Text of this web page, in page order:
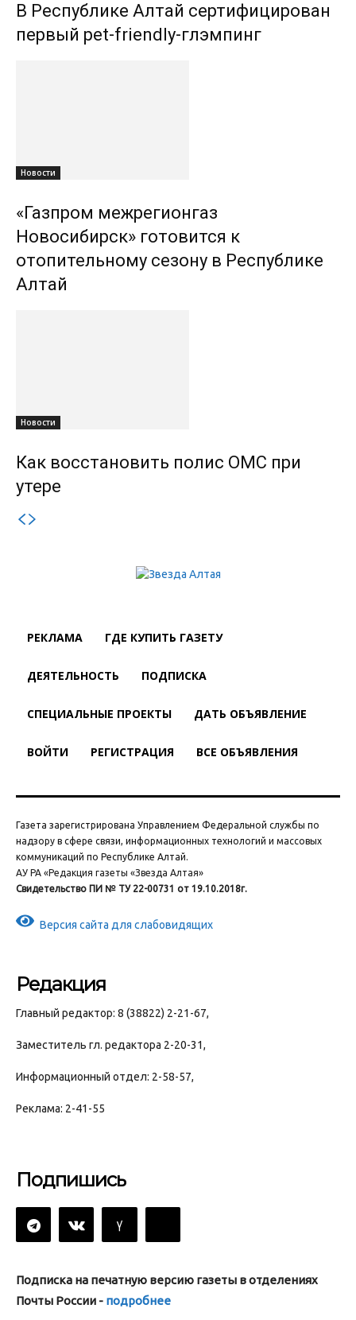
В Республике Алтай сертифицирован
первый pet-friendly-глэмпинг
Новости
«Газпром межрегионгаз
Новосибирск» готовится к
отопительному сезону в Республике
Алтай
Новости
Как восстановить полис ОМС при
утере
РЕКЛАМА ГДЕ КУПИТЬ ГАЗЕТУ
ДЕЯТЕЛЬНОСТЬ ПОДПИСКА
СПЕЦИАЛЬНЫЕ ПРОЕКТЫ ДАТЬ ОБЪЯВЛЕНИЕ
ВОЙТИ РЕГИСТРАЦИЯ ВСЕ ОБЪЯВЛЕНИЯ
Газета зарегистрирована Управлением Федеральной службы по
надзору в сфере связи, информационных технологий и массовых
коммуникаций по Республике Алтай.
АУ РА «Редакция газеты «Звезда Алтая»
Свидетельство ПИ № ТУ 22-00731 от 19.10.2018г.
Версия сайта для слабовидящих
Редакция
Главный редактор: 8 (38822) 2-21-67,
Заместитель гл. редактора 2-20-31,
Информационный отдел: 2-58-57,
Реклама: 2-41-55
Подпишись
Подписка на печатную версию газеты в отделениях
Почты России - подробнее